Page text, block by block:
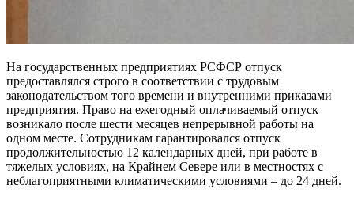
На государственных предприятиях РСФСР отпуск
предоставлялся строго в соответствии с трудовым
законодательством того времени и внутренними приказами
предприятия. Право на ежегодный оплачиваемый отпуск
возникало после шести месяцев непрерывной работы на
одном месте. Сотрудникам гарантировался отпуск
продолжительностью 12 календарных дней, при работе в
тяжелых условиях, на Крайнем Севере или в местностях с
неблагоприятными климатическими условиями – до 24 дней.